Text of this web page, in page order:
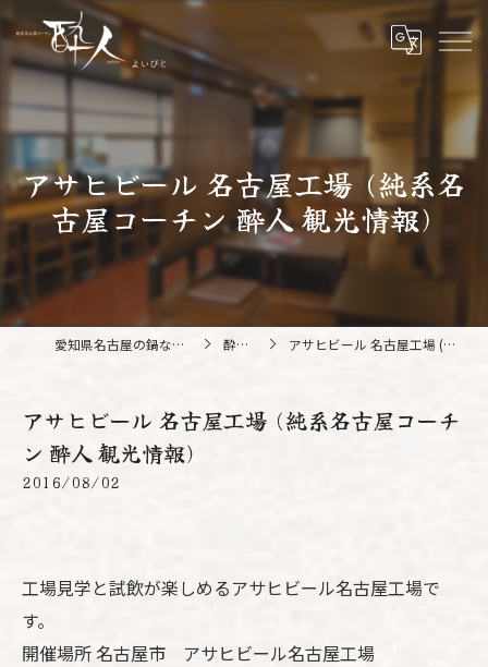
アサヒビール 名古屋工場 (純系名
古屋コーチン 酔人 観光情報)
愛知県名古屋の鍋なら純系名古屋コーチン 酔人 酔人ブログ アサヒビール 名古屋工場 (純系名古屋コーチン 酔人 観光情報)
アサヒビール 名古屋工場 (純系名古屋コーチ
ン 酔人 観光情報)
2016/08/02
工場見学と試飲が楽しめるアサヒビール名古屋工場で
す。
開催場所 名古屋市 アサヒビール名古屋工場